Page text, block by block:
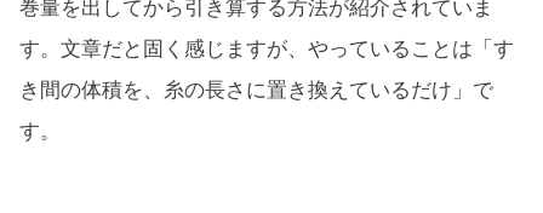
巻量を出してから引き算する方法が紹介されていま
す。文章だと固く感じますが、やっていることは「す
き間の体積を、糸の長さに置き換えているだけ」で
す。